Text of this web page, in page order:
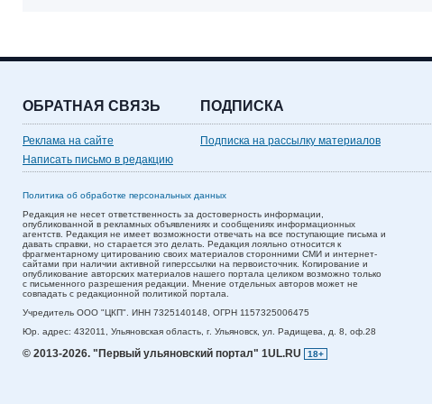
ОБРАТНАЯ СВЯЗЬ
Реклама на сайте
Написать письмо в редакцию
ПОДПИСКА
Подписка на рассылку материалов
Политика об обработке персональных данных
Редакция не несет ответственность за достоверность информации,
опубликованной в рекламных объявлениях и сообщениях информационных
агентств. Редакция не имеет возможности отвечать на все поступающие письма и
давать справки, но старается это делать. Редакция лояльно относится к
фрагментарному цитированию своих материалов сторонними СМИ и интернет-
сайтами при наличии активной гиперссылки на первоисточник. Копирование и
опубликование авторских материалов нашего портала целиком возможно только
с письменного разрешения редакции. Мнение отдельных авторов может не
совпадать с редакционной политикой портала.
Учредитель ООО "ЦКП". ИНН 7325140148, ОГРН 1157325006475
Юр. адрес: 432011, Ульяновская область, г. Ульяновск, ул. Радищева, д. 8, оф.28
© 2013-2026. "Первый ульяновский портал" 1UL.RU 18+